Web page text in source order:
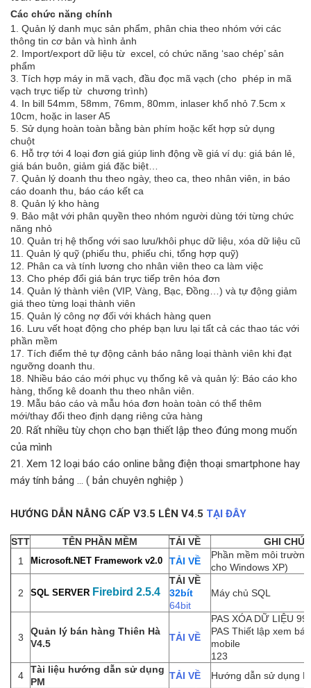
Các chức năng chính
1. Quản lý danh mục sản phẩm, phân chia theo nhóm với các
thông tin cơ bản và hình ảnh
2. Import/export dữ liệu từ excel, có chức năng ‘sao chép’ sản
phẩm
3. Tích hợp máy in mã vạch, đầu đọc mã vạch (cho phép in mã
vạch trực tiếp từ chương trình)
4. In bill 54mm, 58mm, 76mm, 80mm, inlaser khổ nhỏ 7.5cm x
10cm, hoặc in laser A5
5. Sử dụng hoàn toàn bằng bàn phím hoặc kết hợp sử dụng
chuột
6. Hỗ trợ tới 4 loại đơn giá giúp linh động về giá ví dụ: giá bán lẻ,
giá bán buôn, giảm giá đặc biệt…
7. Quản lý doanh thu theo ngày, theo ca, theo nhân viên, in báo
cáo doanh thu, báo cáo kết ca
8. Quản lý kho hàng
9. Bảo mật với phân quyền theo nhóm người dùng tới từng chức
năng nhỏ
10. Quản trị hệ thống với sao lưu/khôi phục dữ liệu, xóa dữ liệu cũ
11. Quản lý quỹ (phiếu thu, phiếu chi, tổng hợp quỹ)
12. Phân ca và tính lương cho nhân viên theo ca làm việc
13. Cho phép đổi giá bán trực tiếp trên hóa đơn
14. Quản lý thành viên (VIP, Vàng, Bạc, Đồng…) và tự động giảm
giá theo từng loại thành viên
15. Quản lý công nợ đối với khách hàng quen
16. Lưu vết hoạt động cho phép bạn lưu lại tất cả các thao tác với
phần mềm
17. Tích điểm thẻ tự động cảnh báo nâng loại thành viên khi đạt
ngưỡng doanh thu.
18. Nhiều báo cáo mới phục vụ thống kê và quản lý: Báo cáo kho
hàng, thống kê doanh thu theo nhân viên.
19. Mẫu báo cáo và mẫu hóa đơn hoàn toàn có thể thêm
mới/thay đổi theo định dạng riêng cửa hàng
20. Rất nhiều tùy chọn cho bạn thiết lập theo đúng mong muốn
của mình
21. Xem 12 loại báo cáo online bằng điện thoại smartphone hay
máy tính bảng ... ( bản chuyên nghiệp )
HƯỚNG DẪN NÂNG CẤP V3.5 LÊN V4.5 TẠI ĐÂY
STT TÊN PHẦN MỀM TẢI VỀ
GHI CHÚ
1
Microsoft.NET Framework v2.0 TẢI VỀ
Phần mềm môi
cho Windows XP)
2 SQL SERVER Firebird 2.5.4
TẢI VỀ
32bít
64bit
Máy chủ SQL
3
Quản lý bán hàng Thiên Hà
V4.5
TẢI VỀ
PAS XÓA DỮ LIỆU
PAS Thiết lập xem
mobile
123
4
Tài liệu hướng dẫn sử dụng
PM
TẢI VỀ
Hướng dẫn sử dụng